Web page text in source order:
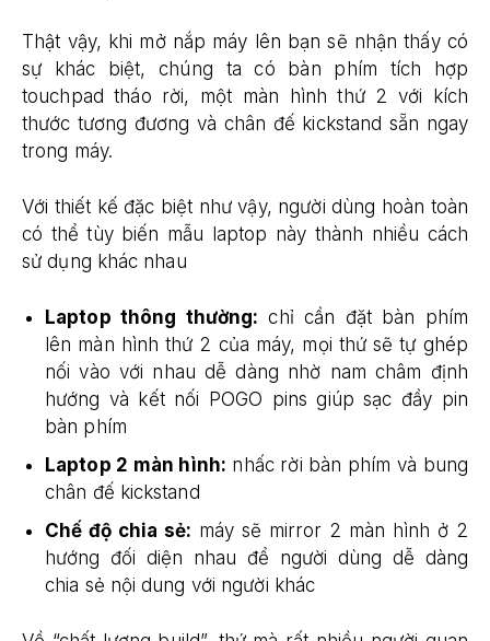
Thật vậy, khi mở nắp máy lên bạn sẽ nhận thấy có
sự khác biệt, chúng ta có bàn phím tích hợp
touchpad tháo rời, một màn hình thứ 2 với kích
thước tương đương và chân đế kickstand sẵn ngay
trong máy.
Với thiết kế đặc biệt như vậy, người dùng hoàn toàn
có thể tùy biến mẫu laptop này thành nhiều cách
sử dụng khác nhau
Laptop thông thường: chỉ cần đặt bàn phím
lên màn hình thứ 2 của máy, mọi thứ sẽ tự ghép
nối vào với nhau dễ dàng nhờ nam châm định
hướng và kết nối POGO pins giúp sạc đầy pin
bàn phím
Laptop 2 màn hình: nhấc rời bàn phím và bung
chân đế kickstand
Chế độ chia sẻ: máy sẽ mirror 2 màn hình ở 2
hướng đối diện nhau để người dùng dễ dàng
chia sẻ nội dung với người khác